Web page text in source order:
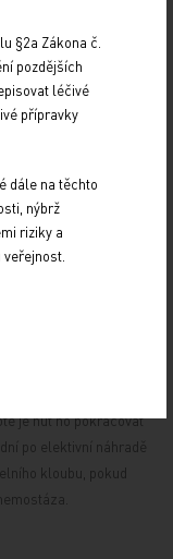
indikován v
kloubu.
je nutno pokračovat
po elektivní náhradě
kloubu, pokud
§2a Zákona č.
pozdějších
léčivé
přípravky
dále na těchto
nýbrž
riziky a